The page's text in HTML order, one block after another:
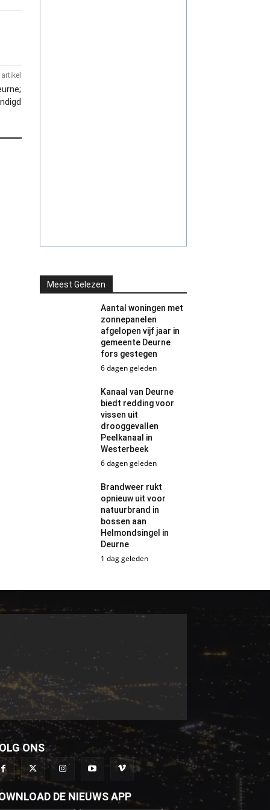
Meest Gelezen
Aantal woningen met
zonnepanelen
afgelopen vijf jaar in
gemeente Deurne
fors gestegen
6 dagen geleden
Kanaal van Deurne
biedt redding voor
vissen uit
drooggevallen
Peelkanaal in
Westerbeek
6 dagen geleden
Brandweer rukt
opnieuw uit voor
natuurbrand in
bossen aan
Helmondsingel in
Deurne
1 dag geleden
ONS
DE NIEUWS APP